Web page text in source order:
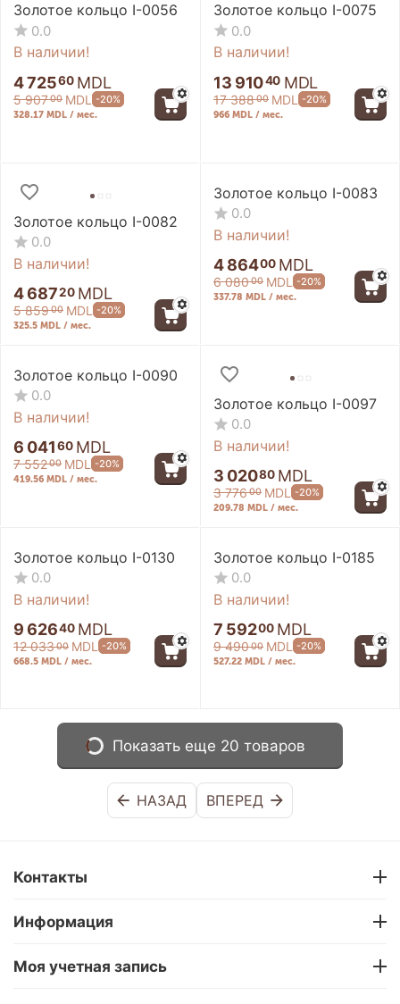
Золотое кольцо I-0056
0.0
В наличии!
4 72560 MDL
5 90700 MDL -20%
328.17 MDL / мес.
Золотое кольцо I-0075
0.0
В наличии!
13 91040 MDL
17 38800 MDL -20%
966 MDL / мес.
Золотое кольцо I-0082
0.0
В наличии!
4 68720 MDL
5 85900 MDL -20%
325.5 MDL / мес.
Золотое кольцо I-0083
0.0
В наличии!
4 86400 MDL
6 08000 MDL -20%
337.78 MDL / мес.
Золотое кольцо I-0090
0.0
В наличии!
6 041 60 MDL
7 55200 MDL -20%
419.56 MDL / мес.
Золотое кольцо I-0097
0.0
В наличии!
3 02080 MDL
3 77600 MDL -20%
209.78 MDL / мес.
Золотое кольцо I-0130
0.0
В наличии!
9 62640 MDL
12 03300 MDL -20%
668.5 MDL / мес.
Золотое кольцо I-0185
0.0
В наличии!
7 59200 MDL
9 49000 MDL -20%
527.22 MDL / мес.
Показать еще 20 товаров
НАЗАД ВПЕРЕД
Контакты
Информация
Моя учетная запись